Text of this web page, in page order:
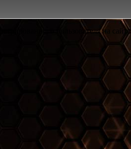
пользователя на сайте